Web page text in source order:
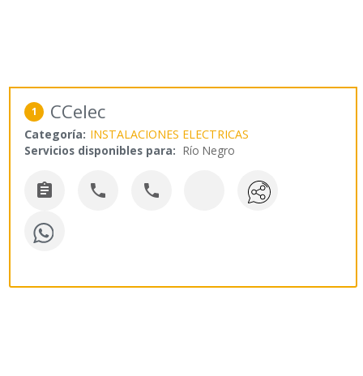
1 CCelec
Categoría: INSTALACIONES ELECTRICAS
Servicios disponibles para: Río Negro
  